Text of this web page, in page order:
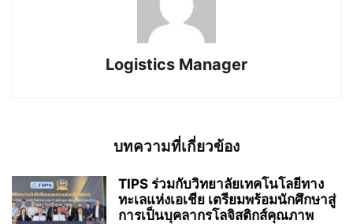
Logistics Manager
บทความที่เกี่ยวข้อง
TIPS ร่วมกับวิทยาลัยเทคโนโลยีทาง
ทะเลแห่งเอเชีย เตรียมพร้อมนักศึกษาสู่
การเป็นบุคลากรโลจิสติกส์คุณภาพ